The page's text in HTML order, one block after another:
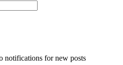
notifications for new posts